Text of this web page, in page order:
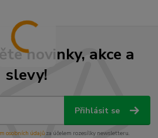
novinky, akce a
slevy!
Přihlásit se
osobních údajůza účelem rozesílky newsletteru.